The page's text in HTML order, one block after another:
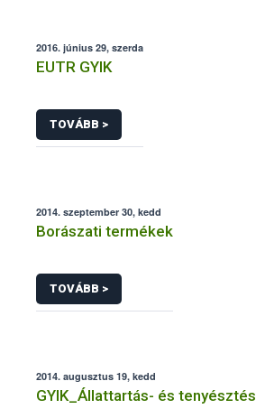
2016. június 29, szerda
EUTR GYIK
TOVÁBB >
2014. szeptember 30, kedd
Borászati termékek
TOVÁBB >
2014. augusztus 19, kedd
GYIK_Állattartás- és tenyésztés